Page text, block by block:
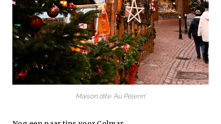
Maison dite ‘Au Pelerin’